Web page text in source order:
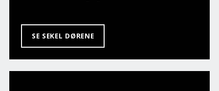
SE SEKEL DØRENE